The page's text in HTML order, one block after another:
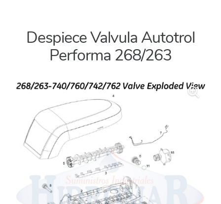
Despiece Valvula Autotrol
Performa 268/263